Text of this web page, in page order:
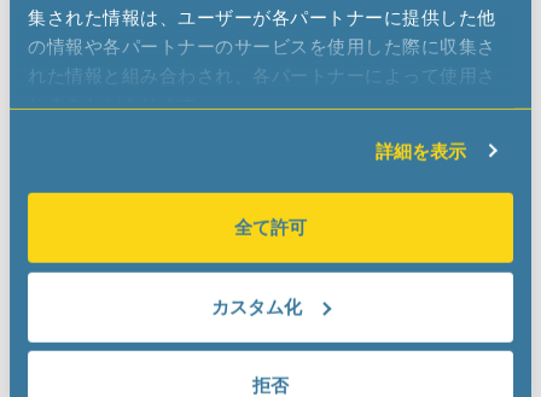
集された情報は、ユーザーが各パートナーに提供した他
の情報や各パートナーのサービスを使用した際に収集さ
れた情報と組み合わされ、各パートナーによって使用さ
詳細を表示
全て許可
カスタム化
拒否
Industrial
Ultra Small Devices